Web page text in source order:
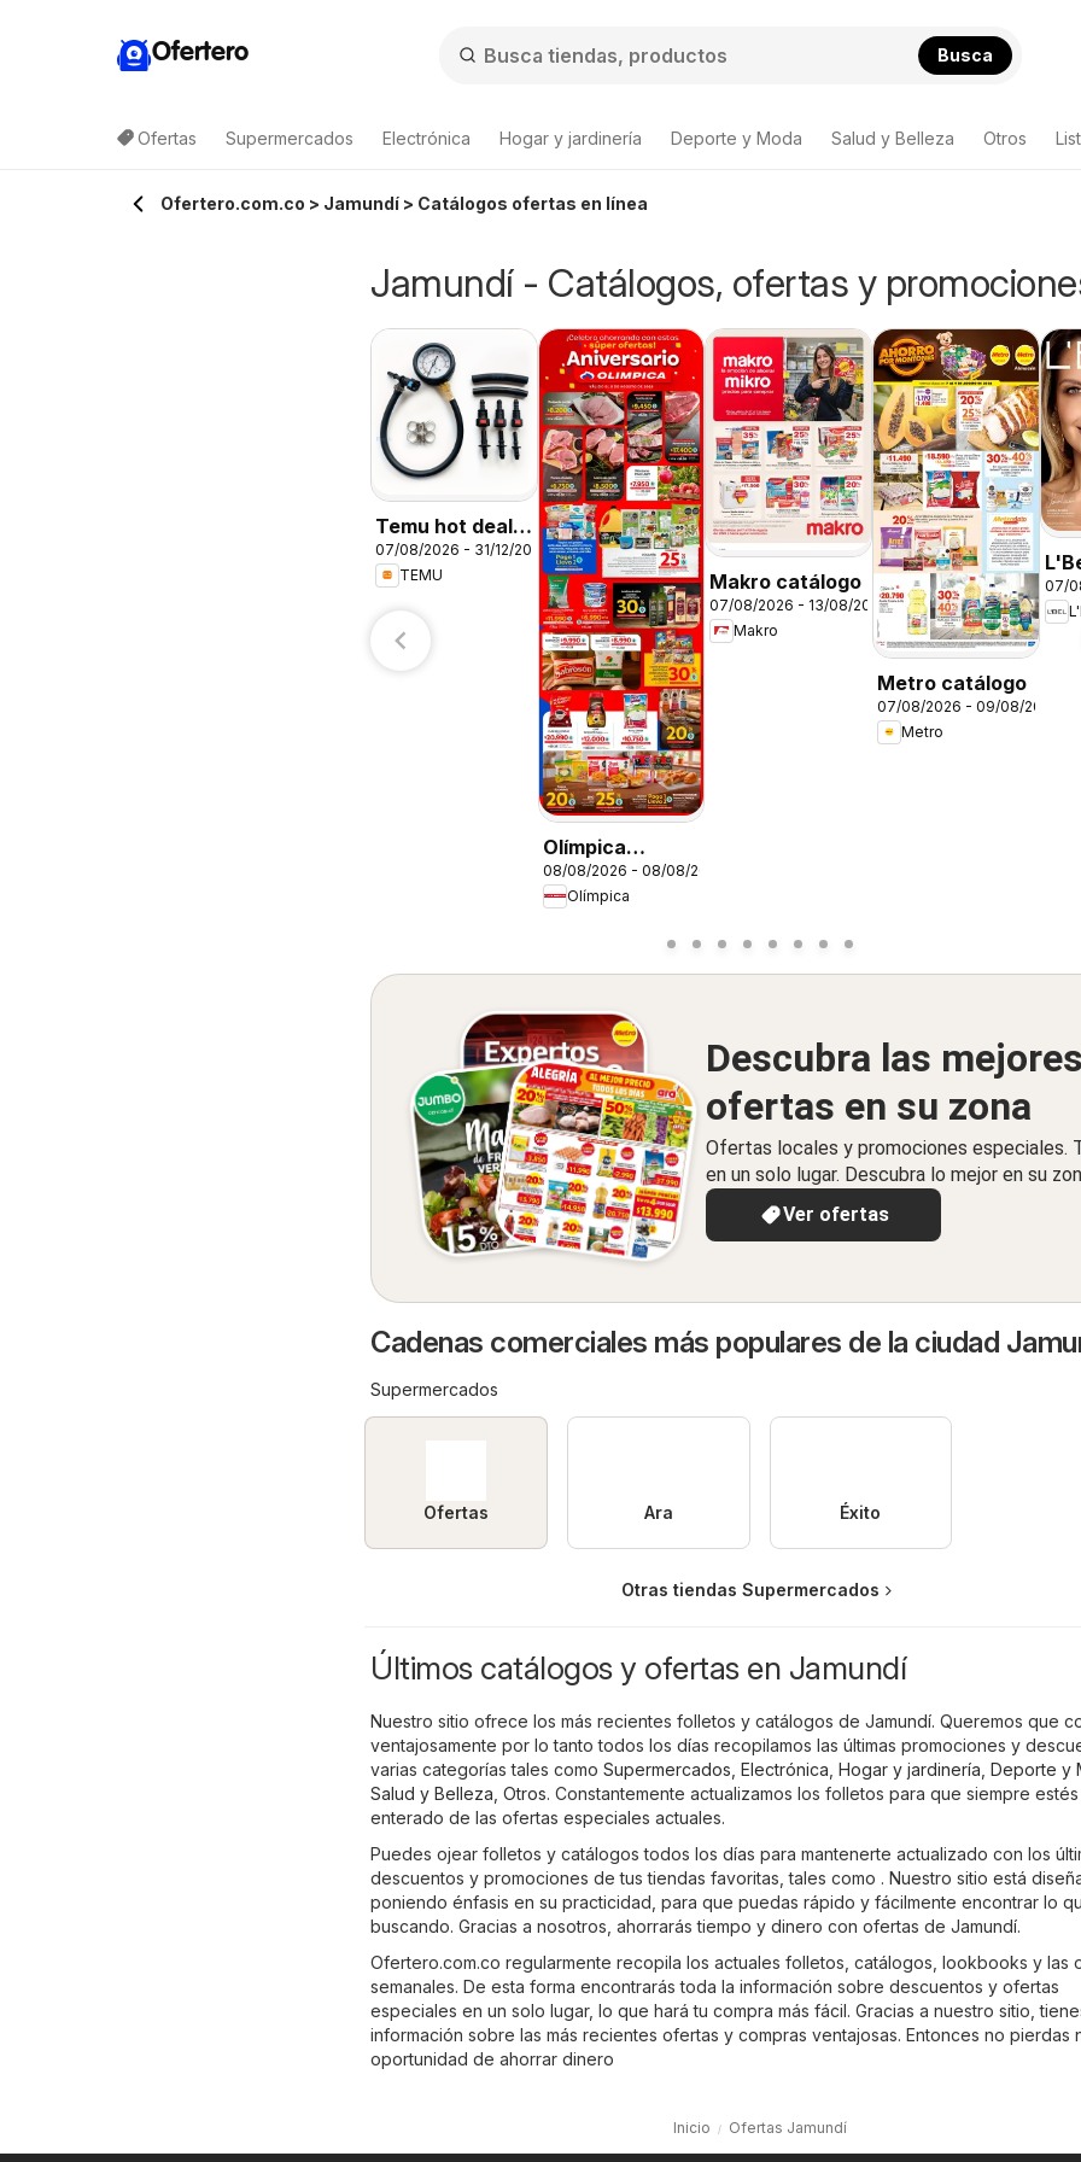
Ofertero Busca
Ofertas Supermercados Electrónica Hogar y jardinería Deporte y Moda Salud y Belleza Otros
Ofertero.com.co > Jamundí > Catálogos ofertas en línea
Jamundí - Catálogos, ofertas y
Temu hot deals
– Colombia
07/08/2026 - 31/12/2026
TEMU
Olímpica
catálogo súper
ofertas
08/08/2026 - 08/08/2026
Olímpica
Makro catálogo
07/08/2026 - 13/08/2026
Makro
Metro catálogo
07/08/2026 - 09/08/2026
Metro
07/
Descubra las mejores
ofertas en su zona
Ofertas locales y promociones especiales.
en un solo lugar. Descubra lo mejor en su
Ver ofertas
Cadenas comerciales más populares de la ciudad
Supermercados
Ofertas Ara Éxito
Otras tiendas Supermercados
Últimos catálogos y ofertas en Jamundí
Nuestro sitio ofrece los más recientes folletos y catálogos de Jamundí. Queremos que
ventajosamente por lo tanto todos los días recopilamos las últimas promociones y
varias categorías tales como Supermercados Electrónica Hogar y jardinería Deporte y
Salud y Belleza Otros. Constantemente actualizamos los folletos para que siempre estés
enterado de las ofertas especiales actuales.
Puedes ojear folletos y catálogos todos los días para mantenerte actualizado con los
descuentos y promociones de tus tiendas favoritas, tales como . Nuestro sitio está
poniendo énfasis en su practicidad, para que puedas rápido y fácilmente encontrar lo
buscando. Gracias a nosotros, ahorrarás tiempo y dinero con ofertas de Jamundí.
Ofertero.com.co regularmente recopila los actuales folletos, catálogos, lookbooks y las
semanales. De esta forma encontrarás toda la información sobre descuentos y ofertas
especiales en un solo lugar, lo que hará tu compra más fácil. Gracias a nuestro sitio,
información sobre las más recientes ofertas y compras ventajosas. Entonces no pierdas
oportunidad de ahorrar dinero
Inicio Ofertas Jamundí